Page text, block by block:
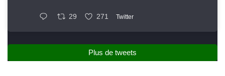
29 271 Twitter
Plus de tweets